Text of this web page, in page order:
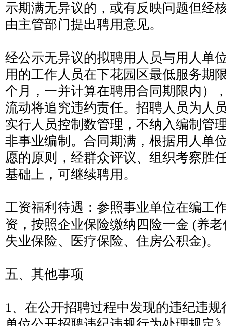
示期满无异议的，或有反映问题但经
由主管部门提出聘用意见。
经公示无异议的拟聘用人员与用人单
用的工作人员在下花园区最低服务期
个月，一并计算在聘用合同期限内）
流动将追究违约责任。招聘人员为人
实行人员控制数管理，不纳入编制管
非事业编制。合同期满，根据用人单
愿的原则，经群众评议、组织考察胜
基础上，可继续聘用。
工资福利待遇：参照事业单位在编工
资，按照企业保险缴纳四险一金 (养
失业保险、医疗保险、住房公积金)。
五、其他事项
1、在公开招聘过程中发现的违纪违